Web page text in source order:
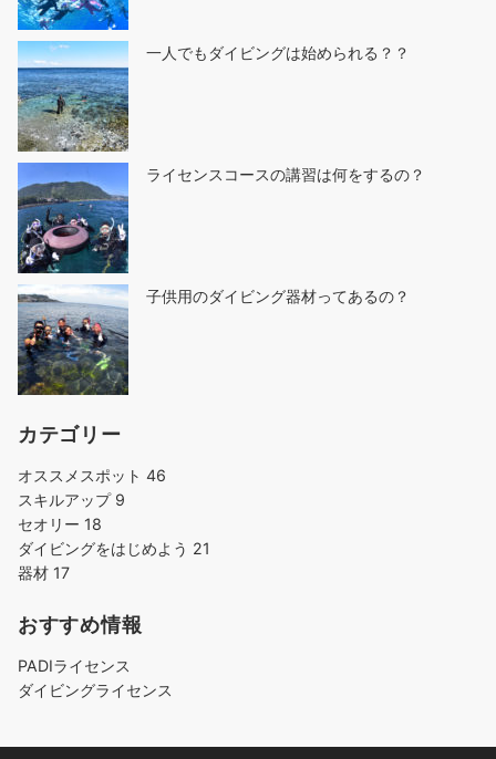
一人でもダイビングは始められる？？
ライセンスコースの講習は何をするの？
子供用のダイビング器材ってあるの？
カテゴリー
オススメスポット 46
スキルアップ 9
セオリー 18
ダイビングをはじめよう 21
器材 17
おすすめ情報
PADIライセンス
ダイビングライセンス